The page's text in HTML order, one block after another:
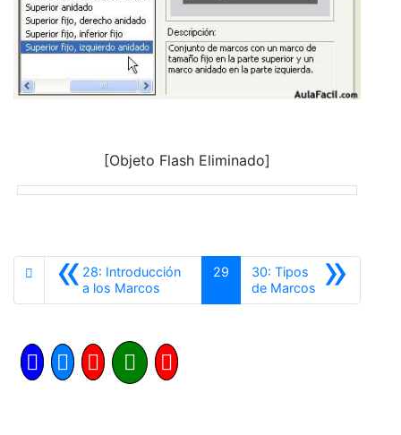
[Objeto Flash Eliminado]
«28: Introducción
a los Marcos
29 »
30: Tipos
de MarcosSiguiente